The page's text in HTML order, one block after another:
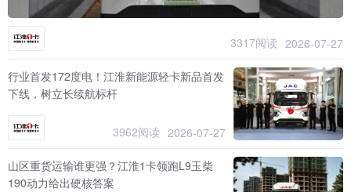
3317阅读 2026-07-27
行业首发172度电！江淮新能源轻卡新品首发
下线，树立长续航标杆
3962阅读 2026-07-27
山区重货运输谁更强？江淮1卡领跑L9玉柴
190动力给出硬核答案